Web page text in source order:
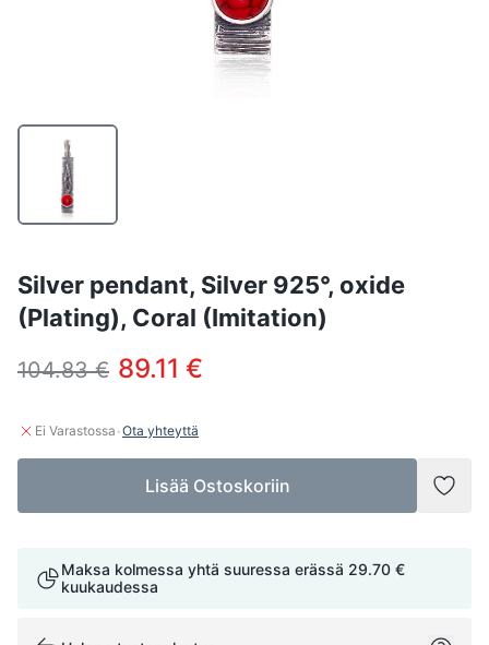
Silver pendant, Silver 925°, oxide
(Plating), Coral (Imitation)
104.83 € 89.11 €
Ei Varastossa ·Ota yhteyttä
Lisää Ostoskoriin
Maksa kolmessa yhtä suuressa erässä 29.70 €
kuukaudessa